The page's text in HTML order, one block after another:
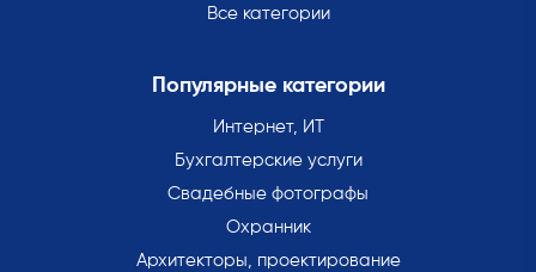
Все категории
Популярные категории
Интернет, ИТ
Бухгалтерские услуги
Свадебные фотографы
Охранник
Архитекторы, проектирование